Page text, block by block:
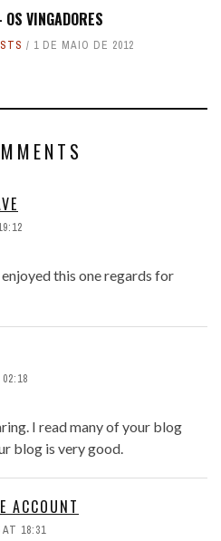
VINGADORES
1 DE MAIO DE 2012
this one regards for
I read many of your blog
blog is very good.
ACCOUNT
AT 18:31